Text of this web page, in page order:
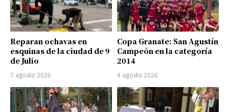
Reparan ochavas en
esquinas de la ciudad de 9
de Julio
7 agosto 2026
Copa Granate: San Agustín
Campeón en la categoría
2014
4 agosto 2026